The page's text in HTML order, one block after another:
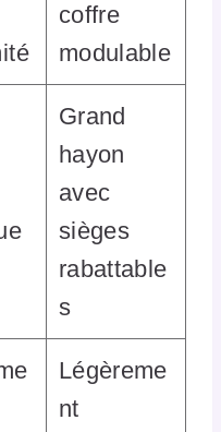
coffre
modulable
Grand
hayon
avec
sièges
rabattable
s
Légèreme
nt